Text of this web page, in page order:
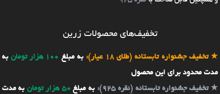
تخفیف‌های محصولات زرین
★تخفیف جشنواره تابستانه (طلای 18 عیار): به مبلغ 100 هزار تومان
به
مدت محدود برای این محصول
★تخفیف جشنواره تابستانه (نقره 925): به مبلغ 50 هزار تومان
به مدت